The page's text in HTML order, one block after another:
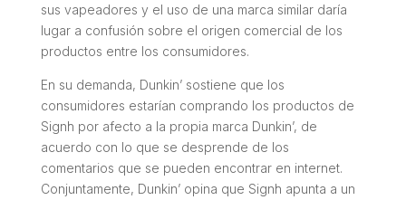
sus vapeadores y el uso de una marca similar daría
lugar a confusión sobre el origen comercial de los
productos entre los consumidores.
En su demanda, Dunkin’ sostiene que los
consumidores estarían comprando los productos de
Signh por afecto a la propia marca Dunkin’, de
acuerdo con lo que se desprende de los
comentarios que se pueden encontrar en internet.
Conjuntamente, Dunkin’ opina que Signh apunta a un